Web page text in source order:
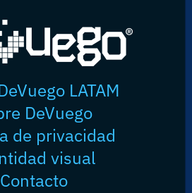
LATAM
DeVuego
de privacidad
visual
Contacto